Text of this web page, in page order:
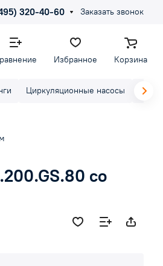
320-40-60 Заказать звонок
Избранное Корзина
Циркуляционные насосы
со